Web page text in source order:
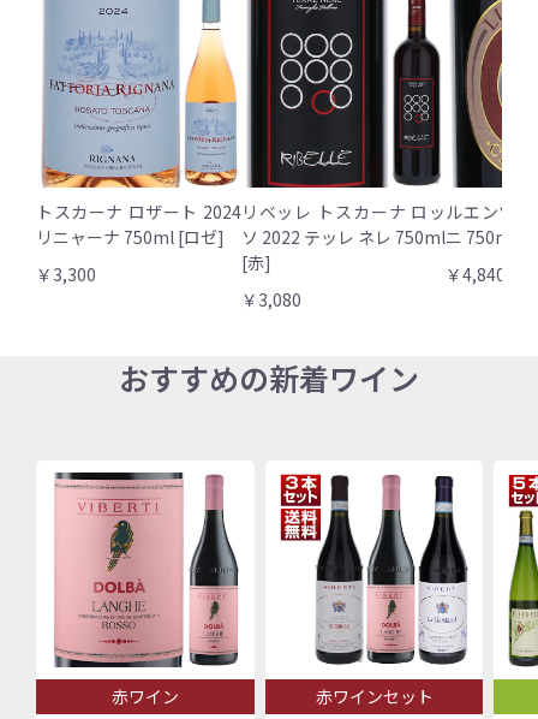
トスカーナ ロザート 2024
リニャーナ 750ml [ロゼ]
￥3,300
リベッレ トスカーナ ロッ
ソ 2022 テッレ ネレ 750ml
[赤]
￥3,080
ルエンツ
ニ 750ml [
￥4,840
おすすめの新着ワイン
赤ワイン 赤ワインセット